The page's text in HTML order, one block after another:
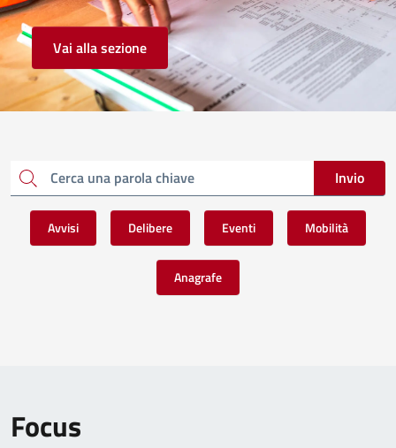
Vai alla sezione
Cerca una parola chiave Invio
Avvisi Delibere Eventi Mobilità
Anagrafe
Focus